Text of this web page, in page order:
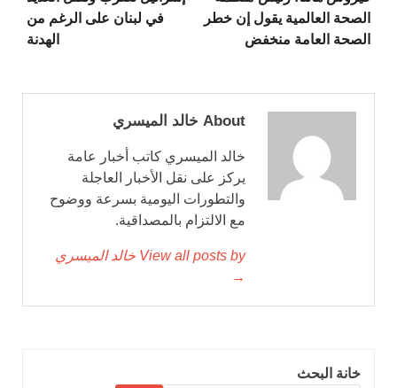
الصحة العالمية يقول إن خطر
الصحة العامة منخفض
في لبنان على الرغم من
الهدنة
About خالد الميسري
خالد الميسري كاتب أخبار عامة
يركز على نقل الأخبار العاجلة
والتطورات اليومية بسرعة ووضوح
مع الالتزام بالمصداقية.
View all posts by خالد الميسري
→
خانة البحث